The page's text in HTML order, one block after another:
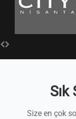
Size en çok